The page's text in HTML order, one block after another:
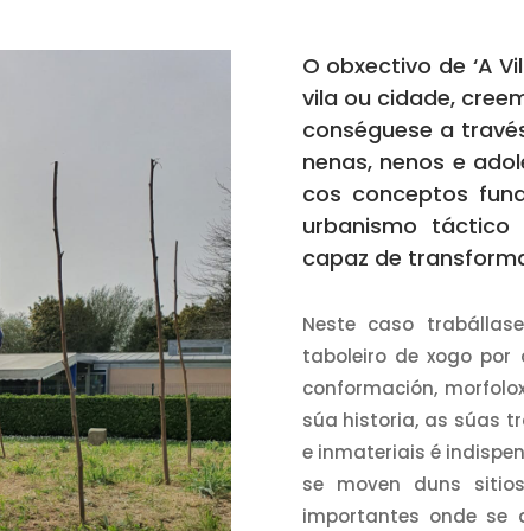
O obxectivo de ‘A
vila ou cidade,
conséguese a
nenas, nenos e
cos conceptos
urbanismo táctico
capaz de
Neste caso
taboleiro de xogo por
conformación,
súa historia, as súas
e inmateriais é
se moven duns
importantes onde se